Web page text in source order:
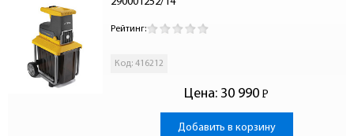
Рейтинг:
Код: 416212
Цена: 30 990 Р
-
Добавить в корзину